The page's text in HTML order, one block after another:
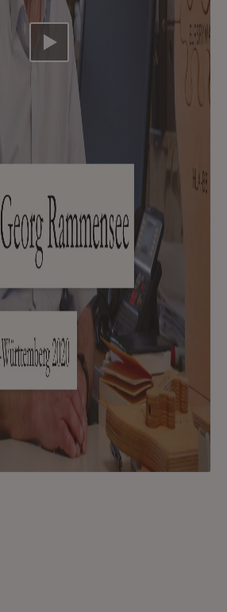
Video abspielen